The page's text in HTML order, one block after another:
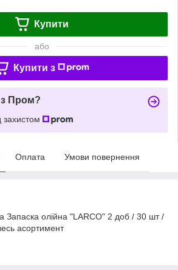
Купити
або
Купити з
з Пром?
захистом
Оплата Умови повернення
Запаска олійна "LARCO" 2 доб / 30 шт /
асортимент